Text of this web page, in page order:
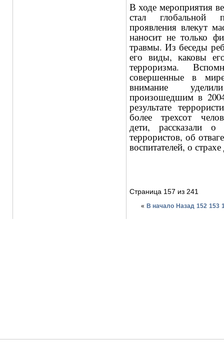
В ходе мероприятия
стал глобальной
проявления влекут
наносит не только
травмы. Из беседы
его виды, каковы
терроризма.
совершенные в
внимание
произошедшим в
результате
более трехсот
дети, рассказали о
террористов, об
воспитателей, о страхе
Страница 157 из 241
« В начало Назад 152 153